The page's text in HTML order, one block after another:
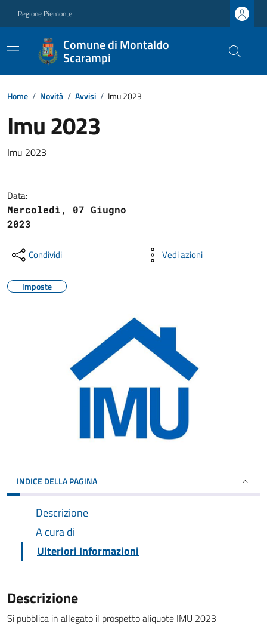
Regione Piemonte
Comune di Montaldo
Scarampi
Home / Novità / Avvisi / Imu 2023
Imu 2023
Imu 2023
Data:
Mercoledì, 07 Giugno
2023
Condividi Vedi azioni
Imposte
INDICE DELLA PAGINA
Descrizione
A cura di
Ulteriori Informazioni
Descrizione
Si pubblica in allegato il prospetto aliquote IMU 2023